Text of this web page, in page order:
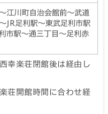
江川町自治会館前～武道
JR足利駅～東武足利市駅
市駅～通三丁目～足利赤
幸楽荘閉館後は経由し
荘開館時間に合わせ経